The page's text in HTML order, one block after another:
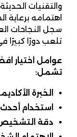
والتقنيات
اهتمامه برعاية
سجل النجاحات
تلعب دورًا كبيرًا
عوامل اختيار
تشمل:
الخبرة
استخدام أحدث
دقة